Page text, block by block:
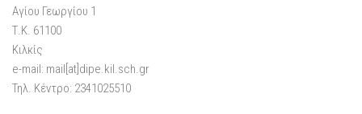
Αγίου Γεωργίου 1
Τ.Κ. 61100
Κιλκίς
e-mail: mail[at]dipe.kil.sch.gr
Τηλ. Κέντρο: 2341025510